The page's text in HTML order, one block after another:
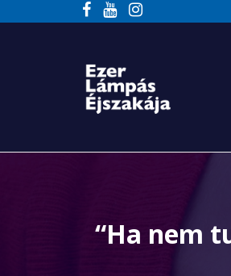
“Ha nem